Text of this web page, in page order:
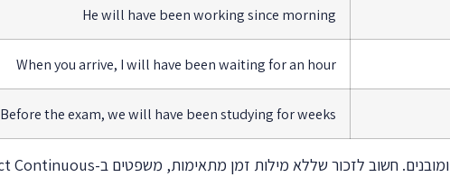
He will have been working since morning
When you arrive, I will have been waiting for an hour
Before the exam, we will have been studying for weeks